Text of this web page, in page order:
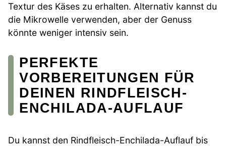
Textur des Käses zu erhalten. Alternativ kannst du
die Mikrowelle verwenden, aber der Genuss
könnte weniger intensiv sein.
PERFEKTE
VORBEREITUNGEN FÜR
DEINEN RINDFLEISCH-
ENCHILADA-AUFLAUF
Du kannst den Rindfleisch-Enchilada-Auflauf bis